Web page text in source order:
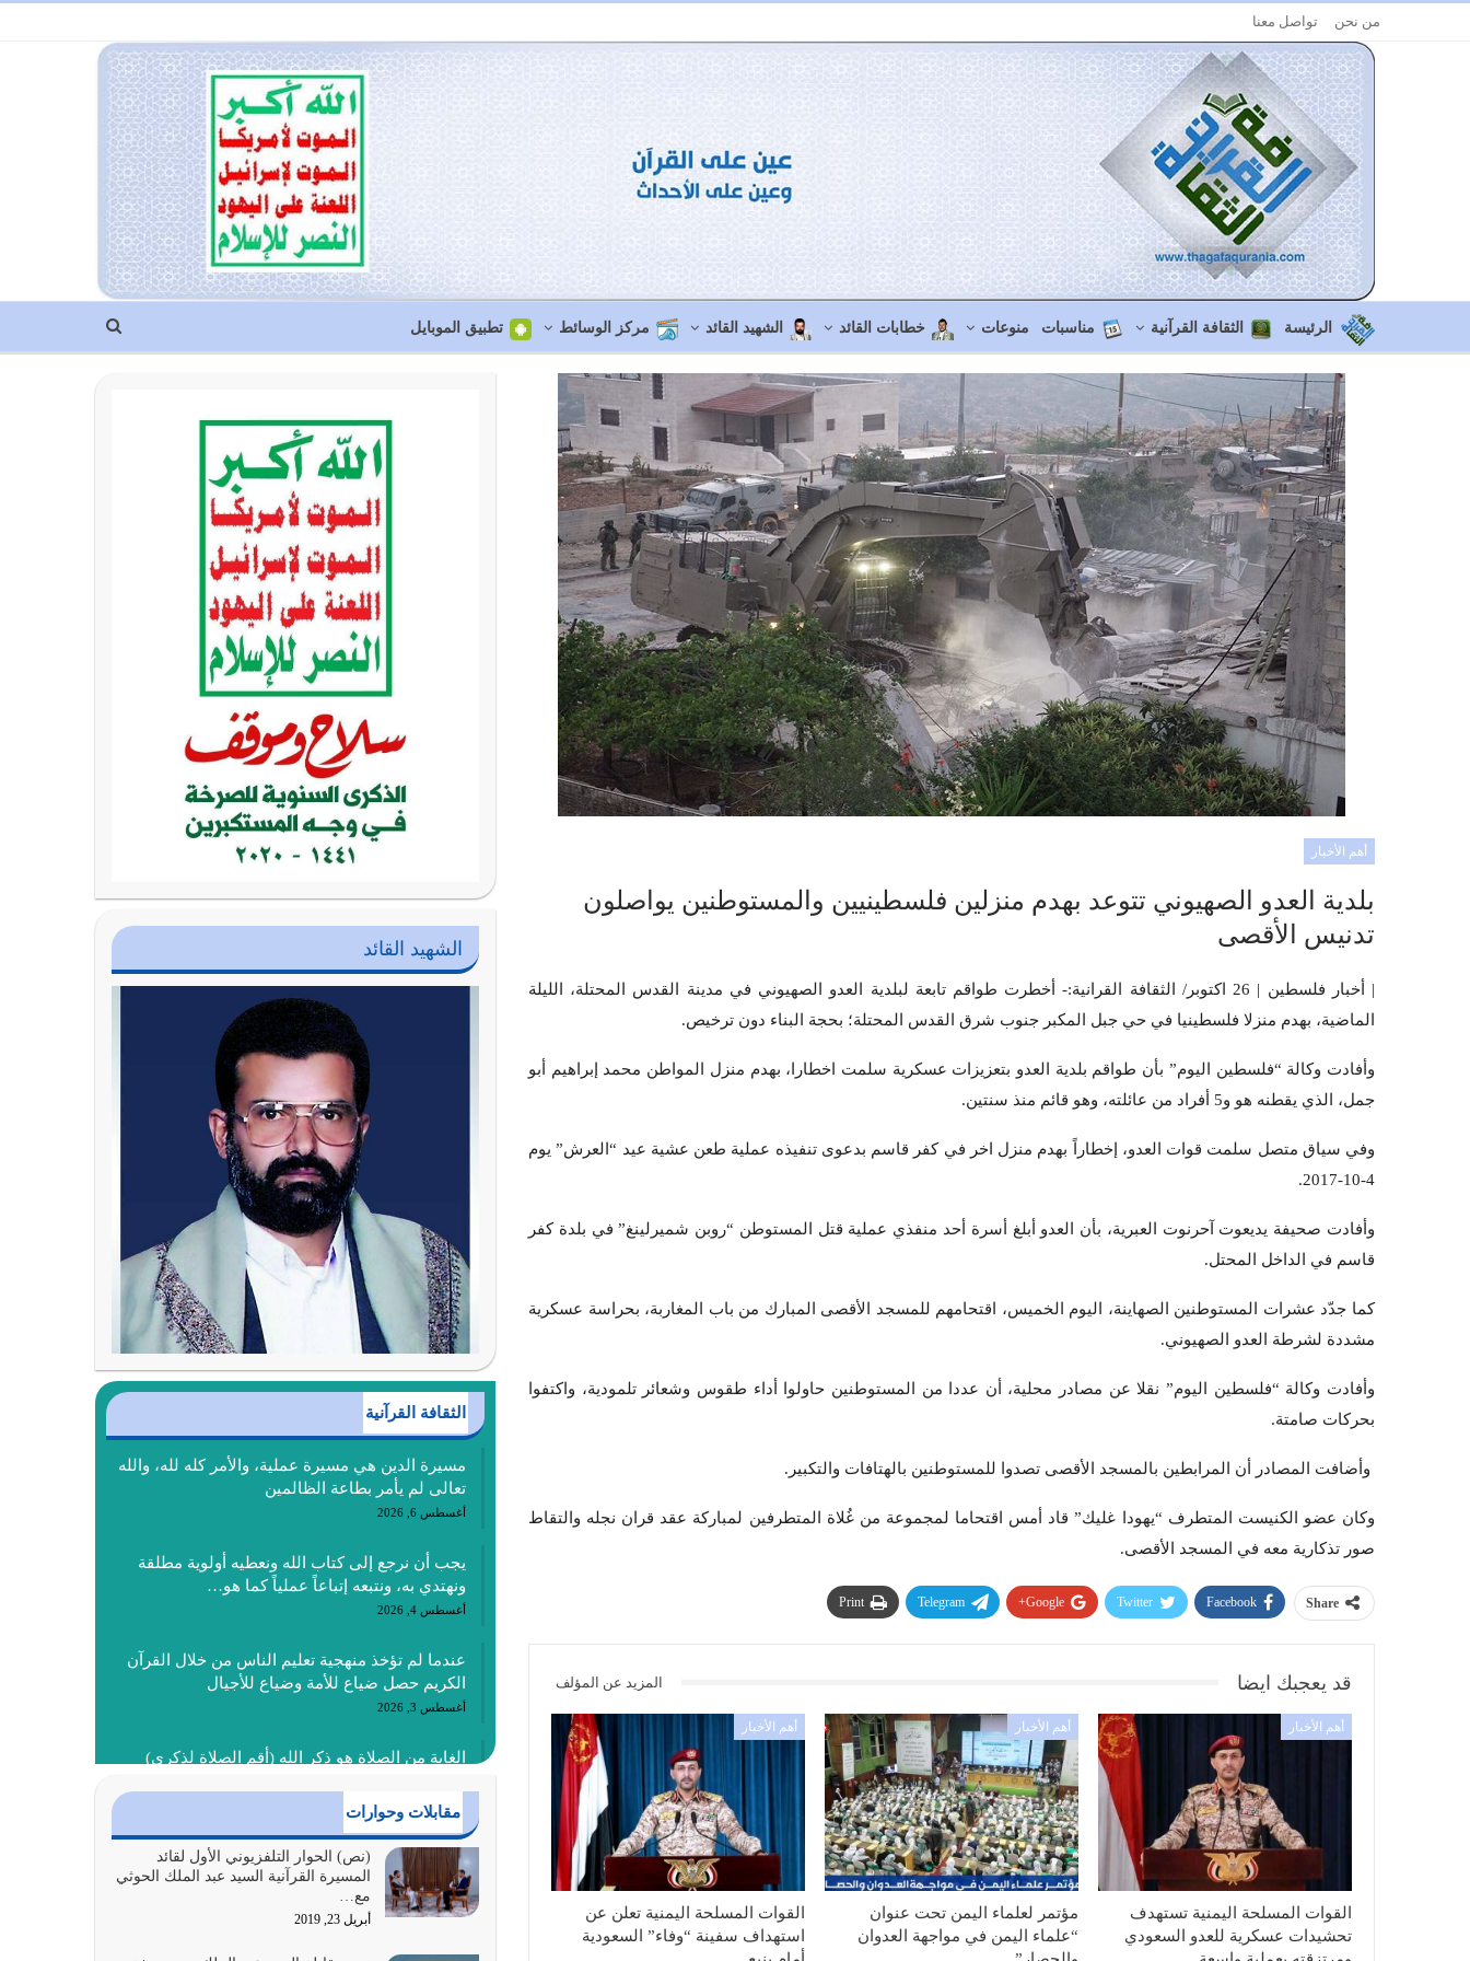
من نحن تواصل معنا
الرئيسة الثقافة القرآنية مناسبات منوعات خطابات القائد الشهيد القائد مركز الوسائط تطبيق الموبايل
أهم الأخبار
بلدية العدو الصهيوني تتوعد بهدم منزلين فلسطينيين والمستوطنين يواصلون
تدنيس الأقصى
| أخبار فلسطين | 26 اكتوبر/ الثقافة القرانية:- أخطرت طواقم تابعة لبلدية العدو الصهيوني في مدينة القدس المحتلة، الليلة
الماضية، بهدم منزلا فلسطينيا في حي جبل المكبر جنوب شرق القدس المحتلة؛ بحجة البناء دون ترخيص.
وأفادت وكالة “فلسطين اليوم” بأن طواقم بلدية العدو بتعزيزات عسكرية سلمت اخطارا، بهدم منزل المواطن محمد إبراهيم أبو
جمل، الذي يقطنه هو و5 أفراد من عائلته، وهو قائم منذ سنتين.
وفي سياق متصل سلمت قوات العدو، إخطاراً بهدم منزل اخر في كفر قاسم بدعوى تنفيذه عملية طعن عشية عيد “العرش” يوم
4-10-2017.
وأفادت صحيفة يديعوت آحرنوت العبرية، بأن العدو أبلغ أسرة أحد منفذي عملية قتل المستوطن “روبن شميرلينغ” في بلدة كفر
قاسم في الداخل المحتل.
كما جدّد عشرات المستوطنين الصهاينة، اليوم الخميس، اقتحامهم للمسجد الأقصى المبارك من باب المغاربة، بحراسة عسكرية
مشددة لشرطة العدو الصهيوني.
وأفادت وكالة “فلسطين اليوم” نقلا عن مصادر محلية، أن عددا من المستوطنين حاولوا أداء طقوس وشعائر تلمودية، واكتفوا
بحركات صامتة.
وأضافت المصادر أن المرابطين بالمسجد الأقصى تصدوا للمستوطنين بالهتافات والتكبير.
وكان عضو الكنيست المتطرف “يهودا غليك” قاد أمس اقتحاما لمجموعة من غُلاة المتطرفين لمباركة عقد قران نجله والتقاط
صور تذكارية معه في المسجد الأقصى.
Share
Facebook
Twitter
Google+
Telegram
Print
قد يعجبك ايضا المزيد عن المؤلف
أهم الأخبار
القوات المسلحة اليمنية تستهدف
تحشيدات عسكرية للعدو السعودي
أهم الأخبار
مؤتمر لعلماء اليمن تحت عنوان
“علماء اليمن في مواجهة العدوان
أهم الأخبار
القوات المسلحة اليمنية تعلن عن
استهداف سفينة “وفاء” السعودية
الشهيد القائد
الثقافة القرآنية
مسيرة الدين هي مسيرة عملية، والأمر كله لله، والله
تعالى لم يأمر بطاعة الظالمين
أغسطس 6, 2026
يجب أن نرجع إلى كتاب الله ونعطيه أولوية مطلقة
ونهتدي به، ونتبعه إتباعاً عملياً كما هو…
أغسطس 4, 2026
عندما لم تؤخذ منهجية تعليم الناس من خلال القرآن
الكريم حصل ضياع للأمة وضياع للأجيال
أغسطس 3, 2026
الغاية من الصلاة هو ذكر الله (أقم الصلاة لذكري)
أغسطس 2, 2026
السبب الرئيسي لشقاء الأمة الابتعاد عن كتاب الله
والتعدي لحدود الله بالإضافات للدين
أغسطس 1, 2026
أبرز أسباب الشقاء هو الإعراض عن ذكر الله وعن هدى
مقابلات وحوارات
(نص) الحوار التلفزيوني الأول لقائد
المسيرة القرآنية السيد عبد الملك الحوثي
مع…
أبريل 23, 2019